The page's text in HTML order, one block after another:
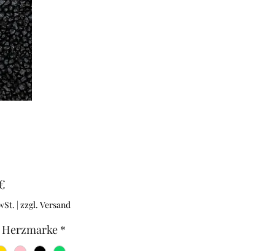
Preis
| zzgl. Versand
Herzmarke *